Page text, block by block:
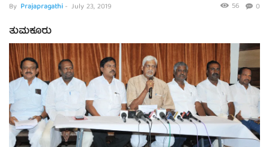
By Prajapragathi- July 23, 2019 0
56
ತುಮಕೂರು